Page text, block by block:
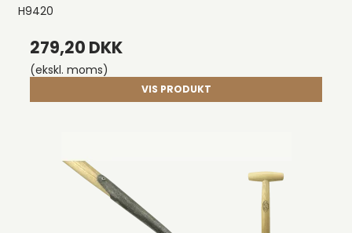
H9420
279,20 DKK
(ekskl. moms)
VIS PRODUKT